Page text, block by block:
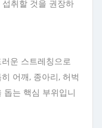
취할 것을 권장하
운 스트레칭으로
어깨, 종아리, 허벅
돕는 핵심 부위입니